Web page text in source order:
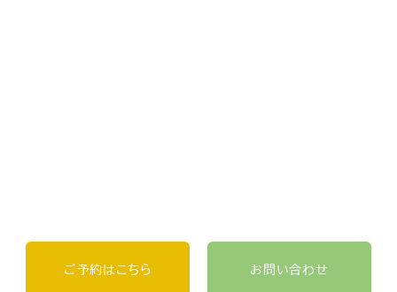
ご予約はこちら お問い合わせ